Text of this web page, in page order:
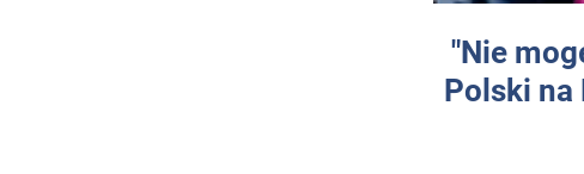
"Nie
Polski na